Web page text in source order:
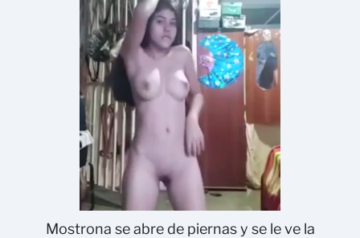
Mostrona se abre de piernas y se le ve la